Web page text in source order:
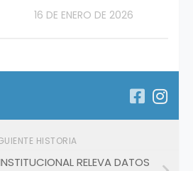
16 DE ENERO DE 2026
HISTORIA
RELEVA DATOS